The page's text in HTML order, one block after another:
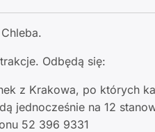
Odbędą się:
z Krakowa, po których
jednocześnie na 12
52 396 9331